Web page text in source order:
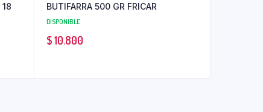
BUTIFARRA 500 GR FRICAR
DISPONIBLE
$10.800